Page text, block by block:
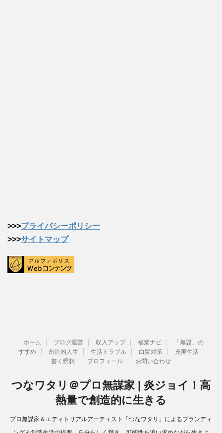
>>>プライバシーポリシー
>>>サイトマップ
ホーム ブログ運営 収入アップ 福業ナビ
「無謀」の
すすめ
創造的人生 生活トラブル 白髪対策
充実生活
書く瞑想
プロフィール お問い合わせ
つなワタリ＠プロ無謀家 | 炎ジョイ！高
熱量で創造的に生きる
プロ無謀家＆エディトリアルアーティスト「つなワタリ」によるブランディ